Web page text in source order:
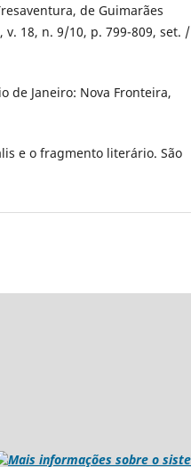
de Guimarães
v. 18, n. 9/10, p. 799-809, set. /
de Janeiro: Nova Fronteira,
e o fragmento literário. São